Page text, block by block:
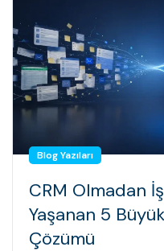
Blog Yazıları
CRM Olmadan
Yaşanan 5
Çözümü